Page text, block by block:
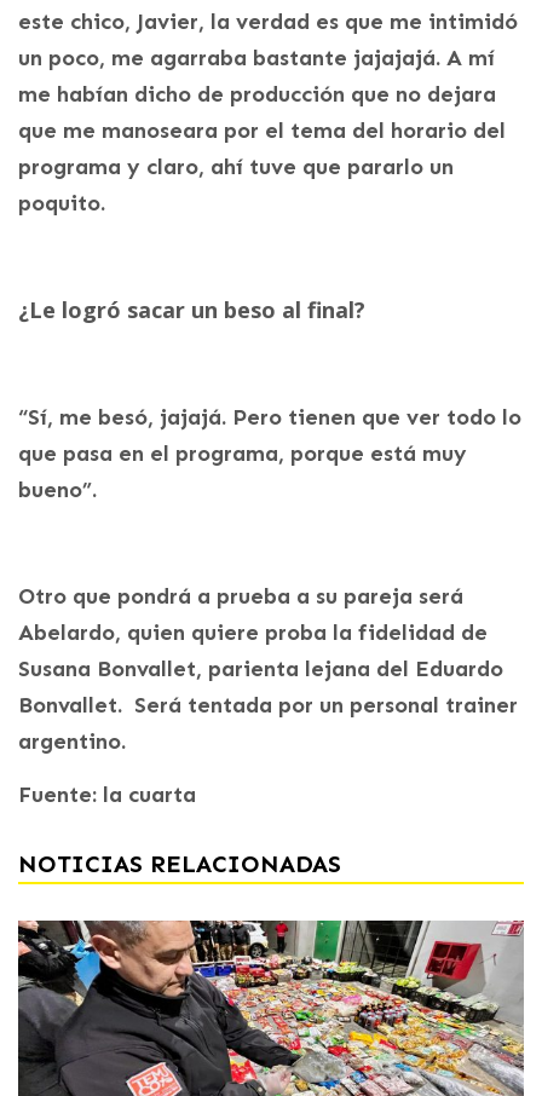
este chico, Javier, la verdad es que me intimidó
un poco, me agarraba bastante jajajajá. A mí
me habían dicho de producción que no dejara
que me manoseara por el tema del horario del
programa y claro, ahí tuve que pararlo un
poquito.
¿Le logró sacar un beso al final?
“Sí, me besó, jajajá. Pero tienen que ver todo lo
que pasa en el programa, porque está muy
bueno”.
Otro que pondrá a prueba a su pareja será
Abelardo, quien quiere proba la fidelidad de
Susana Bonvallet, parienta lejana del Eduardo
Bonvallet. Será tentada por un personal trainer
argentino.
Fuente: la cuarta
NOTICIAS RELACIONADAS